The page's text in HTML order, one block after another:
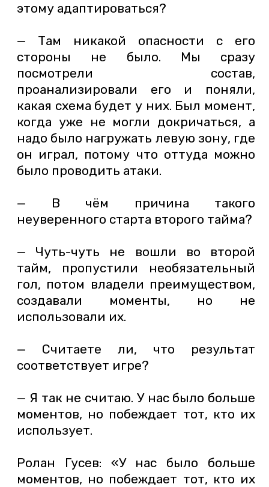
этому адаптироваться?
— Там никакой опасности с его
стороны не было. Мы сразу
посмотрели состав,
проанализировали его и поняли,
какая схема будет у них. Был момент,
когда уже не могли докричаться, а
надо было нагружать левую зону, где
он играл, потому что оттуда можно
было проводить атаки.
— В чём причина такого
неуверенного старта второго тайма?
— Чуть-чуть не вошли во второй
тайм, пропустили необязательный
гол, потом владели преимуществом,
создавали моменты, но не
использовали их.
— Считаете ли, что результат
соответствует игре?
— Я так не считаю. У нас было больше
моментов, но побеждает тот, кто их
использует.
Ролан Гусев: «У нас было больше
моментов, но побеждает тот, кто их